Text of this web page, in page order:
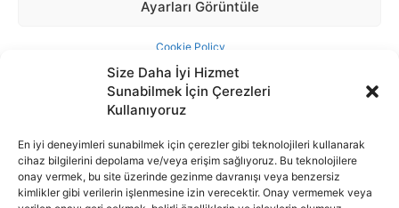
Size Daha İyi Hizmet
Sunabilmek İçin Çerezleri
Kullanıyoruz
En iyi deneyimleri sunabilmek için çerezler gibi teknolojileri kullanarak
cihaz bilgilerini depolama ve/veya erişim sağlıyoruz. Bu teknolojilere
onay vermek, bu site üzerinde gezinme davranışı veya benzersiz
kimlikler gibi verilerin işlenmesine izin verecektir. Onay vermemek veya
İnternet portalımızda yer alan tüm haber metini, resim ve benzeri
içeriğin hakları Sigortamedya Yayıncılık A.Ş.'ye aittir. Hiçbir şekilde
basılı ya da elektronik bir ortamda, kaynak gösterilse bile izin